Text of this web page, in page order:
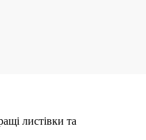
листівки та